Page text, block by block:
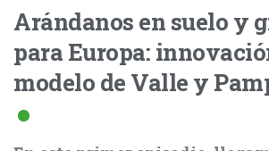
Arándanos en suelo y
para Europa:
modelo de Valle y